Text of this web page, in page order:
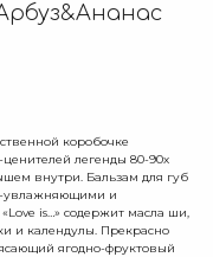
коробочке
легенды 80-90х
внутри. Бальзам для губ
увлажняющими и
is…» содержит масла ши,
и календулы. Прекрасно
ягодно-фруктовый